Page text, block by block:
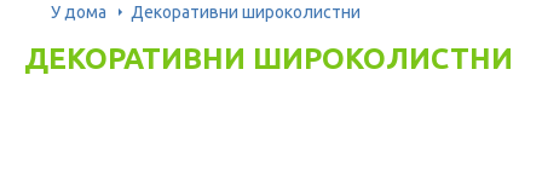
У дома Декоративни широколистни
ДЕКОРАТИВНИ ШИРОКОЛИСТНИ